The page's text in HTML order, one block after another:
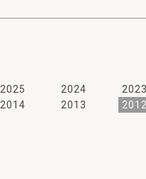
2025 2024 2023
2014 2013 2012